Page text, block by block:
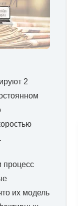
2
процесс
их модель